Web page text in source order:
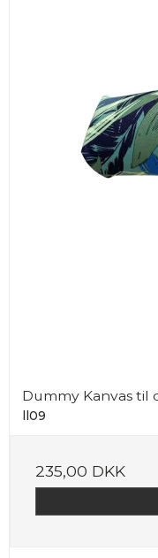
Dummy Kanvas til
ll09
235,00 DKK